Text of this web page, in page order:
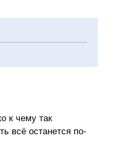
к чему так
всё останется по-